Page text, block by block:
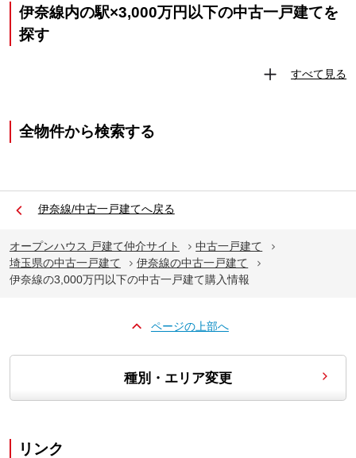
伊奈線内の駅×3,000万円以下の中古一戸建てを
探す
すべて見る
全物件から検索する
伊奈線/中古一戸建てへ戻る
オープンハウス 戸建て仲介サイト
中古一戸建て
埼玉県の中古一戸建て
伊奈線の中古一戸建て
伊奈線の3,000万円以下の中古一戸建て購入情報
ページの上部へ
種別・エリア変更
リンク